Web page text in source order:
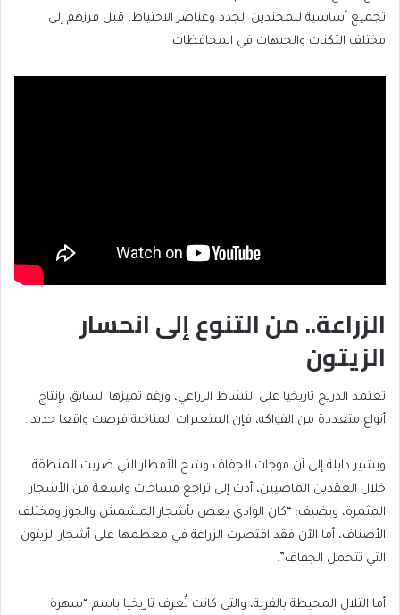
تجميع أساسية للمجندين الجدد وعناصر الاحتياط، قبل فرزهم إلى
مختلف الثكنات والجبهات في المحافظات.
الزراعة.. من التنوع إلى انحسار
الزيتون
تعتمد الدريج تاريخيا على النشاط الزراعي، ورغم تميزها السابق بإنتاج
أنواع متعددة من الفواكه، فإن المتغيرات المناخية فرضت واقعا جديدا.
ويشير دابلة إلى أن موجات الجفاف وشح الأمطار التي ضربت المنطقة
خلال العقدين الماضيين، أدت إلى تراجع مساحات واسعة من الأشجار
المثمرة، ويضيف: “كان الوادي يغص بأشجار المشمش والجوز ومختلف
الأصناف، أما الآن فقد اقتصرت الزراعة في معظمها على أشجار الزيتون
التي تتحمل الجفاف”.
أما التلال المحيطة بالقرية، والتي كانت تُعرف تاريخيا باسم “سهرة